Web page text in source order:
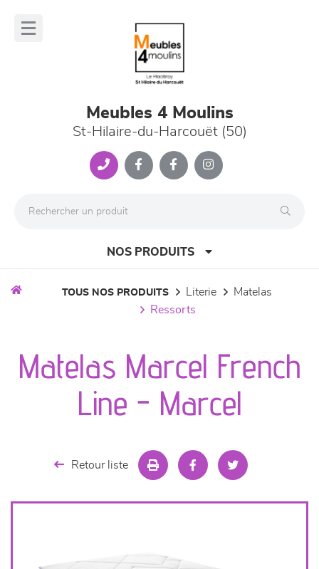
Meubles 4 Moulins
St-Hilaire-du-Harcouët (50)
NOS PRODUITS
séjours
meubles de complément
TOUS NOS PRODUITS literie
matelas
ressorts
Matelas Marcel French
Line - Marcel
Retour liste